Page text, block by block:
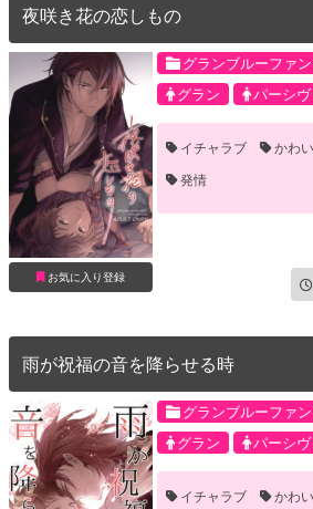
夜咲き花の恋しもの
お気に入り登録
グランブルーファ
グラン
パーシ
イチャラブ かわ
発情
雨が祝福の音を降らせる時
グランブルーファ
グラン
パーシ
イチャラブ かわ